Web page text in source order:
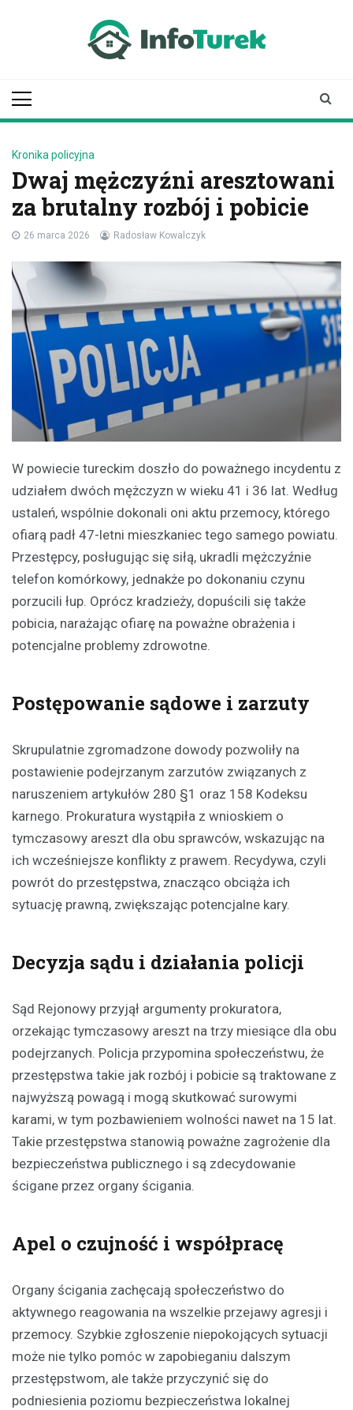
Kronika policyjna
Dwaj mężczyźni aresztowani
za brutalny rozbój i pobicie
26 marca 2026 Radosław Kowalczyk
W powiecie tureckim doszło do poważnego incydentu z
udziałem dwóch mężczyzn w wieku 41 i 36 lat. Według
ustaleń, wspólnie dokonali oni aktu przemocy, którego
ofiarą padł 47-letni mieszkaniec tego samego powiatu.
Przestępcy, posługując się siłą, ukradli mężczyźnie
telefon komórkowy, jednakże po dokonaniu czynu
porzucili łup. Oprócz kradzieży, dopuścili się także
pobicia, narażając ofiarę na poważne obrażenia i
potencjalne problemy zdrowotne.
Postępowanie sądowe i zarzuty
Skrupulatnie zgromadzone dowody pozwoliły na
postawienie podejrzanym zarzutów związanych z
naruszeniem artykułów 280 §1 oraz 158 Kodeksu
karnego. Prokuratura wystąpiła z wnioskiem o
tymczasowy areszt dla obu sprawców, wskazując na
ich wcześniejsze konflikty z prawem. Recydywa, czyli
powrót do przestępstwa, znacząco obciąża ich
sytuację prawną, zwiększając potencjalne kary.
Decyzja sądu i działania policji
Sąd Rejonowy przyjął argumenty prokuratora,
orzekając tymczasowy areszt na trzy miesiące dla obu
podejrzanych. Policja przypomina społeczeństwu, że
przestępstwa takie jak rozbój i pobicie są traktowane z
najwyższą powagą i mogą skutkować surowymi
karami, w tym pozbawieniem wolności nawet na 15 lat.
Takie przestępstwa stanowią poważne zagrożenie dla
bezpieczeństwa publicznego i są zdecydowanie
ścigane przez organy ścigania.
Apel o czujność i współpracę
Organy ścigania zachęcają społeczeństwo do
aktywnego reagowania na wszelkie przejawy agresji i
przemocy. Szybkie zgłoszenie niepokojących sytuacji
może nie tylko pomóc w zapobieganiu dalszym
przestępstwom, ale także przyczynić się do
podniesienia poziomu bezpieczeństwa lokalnej